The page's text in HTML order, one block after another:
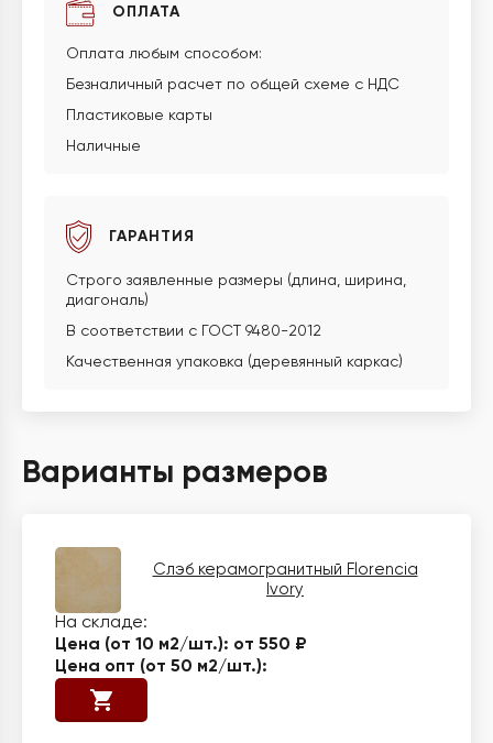
ОПЛАТА
Оплата любым способом:
Безналичный расчет по общей схеме с НДС
Пластиковые карты
Наличные
ГАРАНТИЯ
Строго заявленные размеры (длина, ширина,
диагональ)
В соответствии с ГОСТ 9480-2012
Качественная упаковка (деревянный каркас)
Варианты размеров
Слэб керамогранитный Florencia
Ivory
от 550 ₽